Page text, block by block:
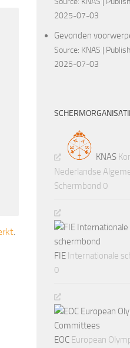
.
2025-07-03
Gevonden
Source: KNAS
2025-07-03
KNAS
Nederlandse
Schermbond 0
FIE Internationale
0
EOC European